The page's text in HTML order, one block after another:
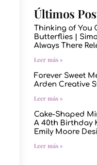
Últimos
Thinking of You
Butterflies |
Always There
Leer más »
Forever Sweet
Arden Creative
Leer más »
Cake-Shaped
A 40th Birthday
Emily Moore
Leer más »